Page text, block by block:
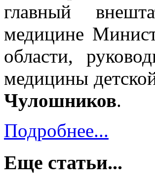
главный
медицине
области,
медицины
Чулошников.
Подробнее...
Еще статьи...